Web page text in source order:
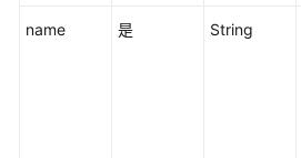
name 是 String